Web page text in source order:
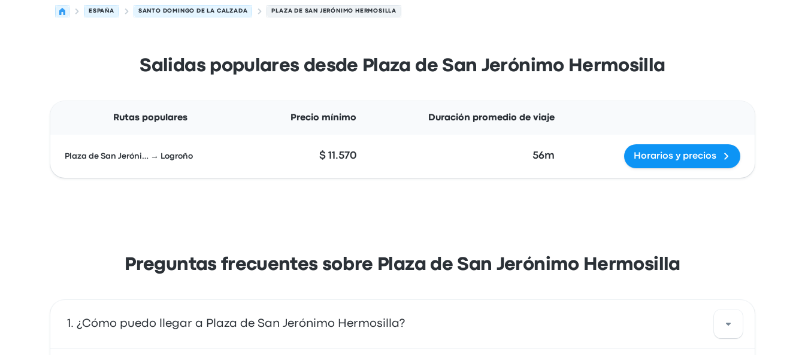
ESPAÑA SANTO DOMINGO DE LA CALZADA PLAZA DE SAN JERÓNIMO HERMOSILLA
Salidas populares desde Plaza de San Jerónimo Hermosilla
Rutas populares Precio mínimo Duración promedio de viaje
Plaza de San Jeróni… → Logroño $ 11.570 56m Horarios y precios
Preguntas frecuentes sobre Plaza de San Jerónimo Hermosilla
¿Cómo puedo llegar a Plaza de San Jerónimo Hermosilla?